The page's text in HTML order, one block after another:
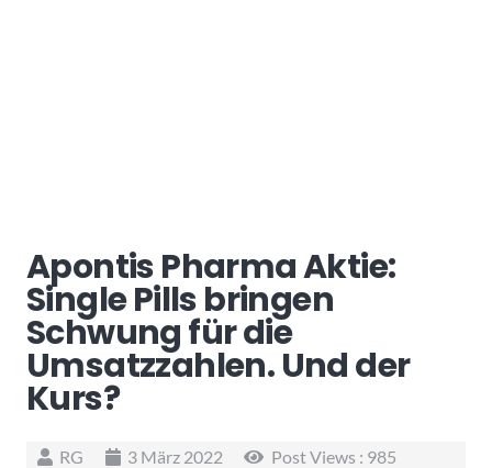
Apontis Pharma Aktie:
Single Pills bringen
Schwung für die
Umsatzzahlen. Und der
Kurs?
RG 3 März 2022 Post Views : 985